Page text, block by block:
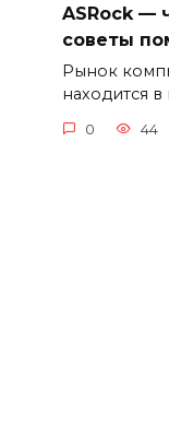
ASRock —
советы
Рынок
находится
0 44